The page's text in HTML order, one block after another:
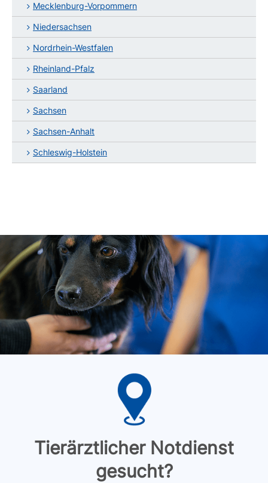
Mecklenburg-Vorpommern
Niedersachsen
Nordrhein-Westfalen
Rheinland-Pfalz
Saarland
Sachsen
Sachsen-Anhalt
Schleswig-Holstein
Tierärztlicher Notdienst
gesucht?